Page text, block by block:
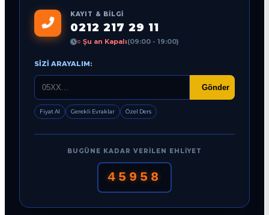
KAYIT & BILGI
0212 217 29 11
○ Şu an Kapalı(09:00 - 19:00)
SIZI ARAYALIM:
Gönder
Fiyat Al Gerekli Evraklar Özel Ders
BUGÜNE KADAR VERILEN EHLIYET
45958